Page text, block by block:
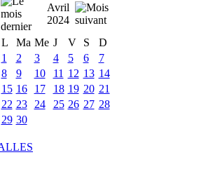
Avril
2024
L
Ma Me J V S
D
1
2 3 4 5 6
7
8
9 10 11 12 13 14
15 16 17 18 19 20 21
22 23 24 25 26 27 28
29 30